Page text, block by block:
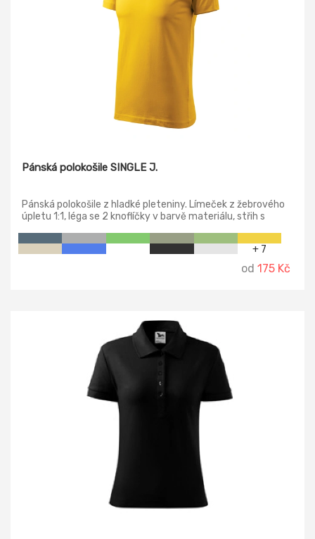
Pánská polokošile SINGLE J.
Pánská polokošile z hladké pleteniny. Límeček z žebrového
úpletu 1:1, léga se 2 knoflíčky v barvě materiálu, střih s
+ 7
od 175 Kč